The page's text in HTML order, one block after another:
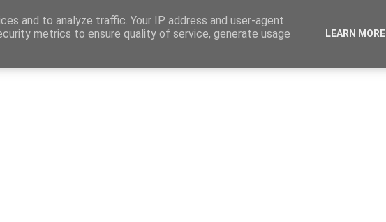
and to analyze traffic. Your IP address and user-agent
metrics to ensure quality of service, generate usage
LEARN MORE